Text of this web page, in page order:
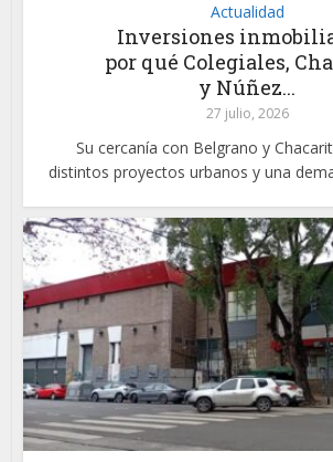
Actualidad
Inversiones
por qué Colegiales,
y Núñez...
27 julio, 2026
Su cercanía con Belgrano y
distintos proyectos urbanos y una